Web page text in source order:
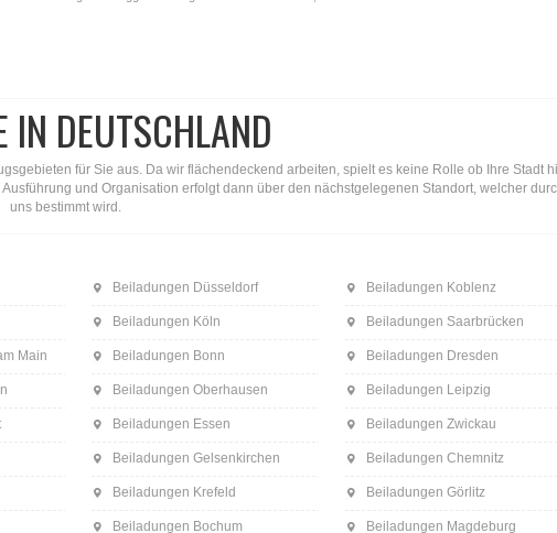
IN DEUTSCHLAND
für Sie aus. Da wir flächendeckend arbeiten, spielt es keine Rolle ob Ihre Stadt
und Organisation erfolgt dann über den nächstgelegenen Standort, welcher
uns bestimmt wird.
Main
Beiladungen Düsseldorf
Beiladungen Köln
Beiladungen Bonn
Beiladungen Oberhausen
Beiladungen Essen
Beiladungen Gelsenkirchen
Beiladungen Krefeld
Beiladungen Bochum
Beiladungen Koblenz
Beiladungen Saarbrücken
Beiladungen Dresden
Beiladungen Leipzig
Beiladungen Zwickau
Beiladungen Chemnitz
Beiladungen Görlitz
Beiladungen Magdeburg